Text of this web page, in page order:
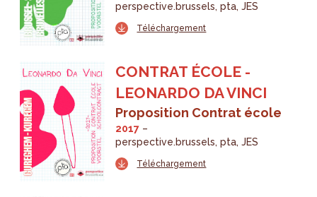
perspective.brussels pta JES
Téléchargement
CONTRAT ÉCOLE -
LEONARDO DA VINCI
Proposition Contrat école
2017
perspective.brussels pta JES
Téléchargement